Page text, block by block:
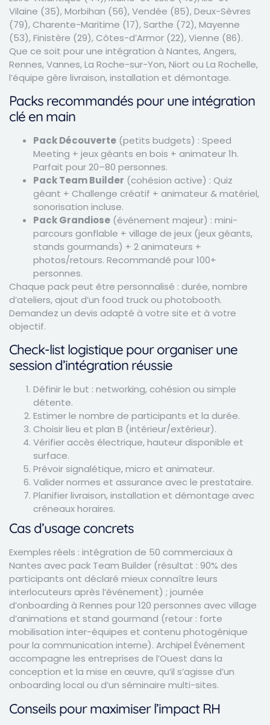
Vilaine (35), Morbihan (56), Vendée (85), Deux-Sèvres
(79), Charente-Maritime (17), Sarthe (72), Mayenne
(53), Finistère (29), Côtes-d’Armor (22), Vienne (86).
Que ce soit pour une intégration à Nantes, Angers,
Rennes, Vannes, La Roche-sur-Yon, Niort ou La Rochelle,
l’équipe gère livraison, installation et démontage.
Packs recommandés pour une intégration
clé en main
Pack Découverte (petits budgets) : Speed
Meeting + jeux géants en bois + animateur 1h.
Parfait pour 20–80 personnes.
Pack Team Builder (cohésion active) : Quiz
géant + Challenge créatif + animateur & matériel,
sonorisation incluse.
Pack Grandiose (événement majeur) : mini-
parcours gonflable + village de jeux (jeux géants,
stands gourmands) + 2 animateurs +
photos/retours. Recommandé pour 100+
personnes.
Chaque pack peut être personnalisé : durée, nombre
d’ateliers, ajout d’un food truck ou photobooth.
Demandez un devis adapté à votre site et à votre
objectif.
Check-list logistique pour organiser une
session d’intégration réussie
Définir le but : networking, cohésion ou simple
détente.
Estimer le nombre de participants et la durée.
Choisir lieu et plan B (intérieur/extérieur).
Vérifier accès électrique, hauteur disponible et
surface.
Prévoir signalétique, micro et animateur.
Valider normes et assurance avec le prestataire.
Planifier livraison, installation et démontage avec
créneaux horaires.
Cas d’usage concrets
Exemples réels : intégration de 50 commerciaux à
Nantes avec pack Team Builder (résultat : 90% des
participants ont déclaré mieux connaître leurs
interlocuteurs après l’événement) ; journée
d’onboarding à Rennes pour 120 personnes avec village
d’animations et stand gourmand (retour : forte
mobilisation inter-équipes et contenu photogénique
pour la communication interne). Archipel Événement
accompagne les entreprises de l’Ouest dans la
conception et la mise en œuvre, qu’il s’agisse d’un
onboarding local ou d’un séminaire multi-sites.
Conseils pour maximiser l’impact RH